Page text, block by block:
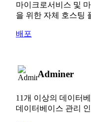
마이크로서비스 및
을 위한 자체 호스팅
배포
Adminer
11개 이상의 데이터
데이터베이스 관리